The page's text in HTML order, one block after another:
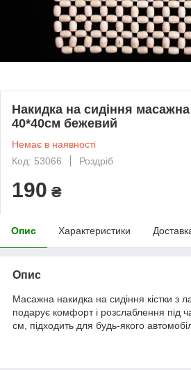
Накидка на сидіння масажна
40*40см бежевий
Немає в наявності
Код: 53066
Роздріб
190 ₴
Опис Характеристики
Опис
Масажна накидка на сидіння кістки з
подарує комфорт і розслаблення під
см, підходить для будь-якого